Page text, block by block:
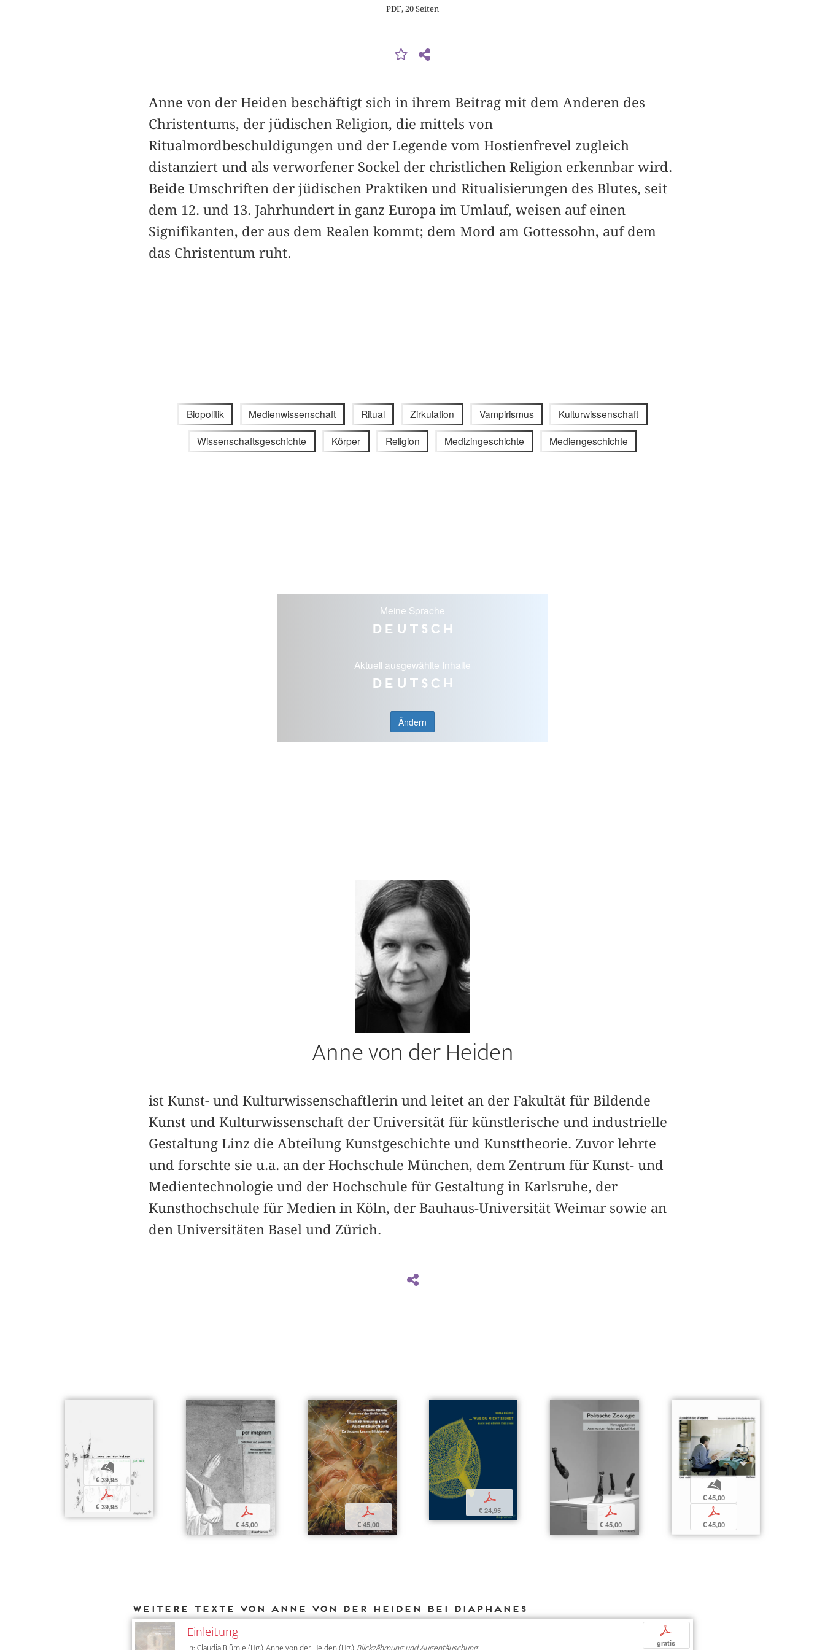
PDF, 20 Seiten
Anne von der Heiden beschäftigt sich in ihrem Beitrag mit dem Anderen des
Christentums, der jüdischen Religion, die mittels von
Ritualmordbeschuldigungen und der Legende vom Hostienfrevel zugleich
distanziert und als verworfener Sockel der christlichen Religion erkennbar wird.
Beide Umschriften der jüdischen Praktiken und Ritualisierungen des Blutes, seit
dem 12. und 13. Jahrhundert in ganz Europa im Umlauf, weisen auf einen
Signifikanten, der aus dem Realen kommt; dem Mord am Gottessohn, auf dem
das Christentum ruht.
Biopolitik Medienwissenschaft Ritual Zirkulation Vampirismus Kulturwissenschaft
Wissenschaftsgeschichte Körper Religion Medizingeschichte Mediengeschichte
Meine Sprache
Deutsch
Aktuell ausgewählte Inhalte
Deutsch
Ändern
Anne von der Heiden
ist Kunst- und Kulturwissenschaftlerin und leitet an der Fakultät für Bildende
Kunst und Kulturwissenschaft der Universität für künstlerische und industrielle
Gestaltung Linz die Abteilung Kunstgeschichte und Kunsttheorie. Zuvor lehrte
und forschte sie u.a. an der Hochschule München, dem Zentrum für Kunst- und
Medientechnologie und der Hochschule für Gestaltung in Karlsruhe, der
Kunsthochschule für Medien in Köln, der Bauhaus-Universität Weimar sowie an
den Universitäten Basel und Zürich.
b
€ 39,95
p
€ 39,95 p
€ 45,00
p
€ 45,00
p
€ 24,95 p
€ 45,00
b
€ 45,00
p
€ 45,00
Weitere Texte von Anne von der Heiden bei DIAPHANES
Einleitung p
gratis